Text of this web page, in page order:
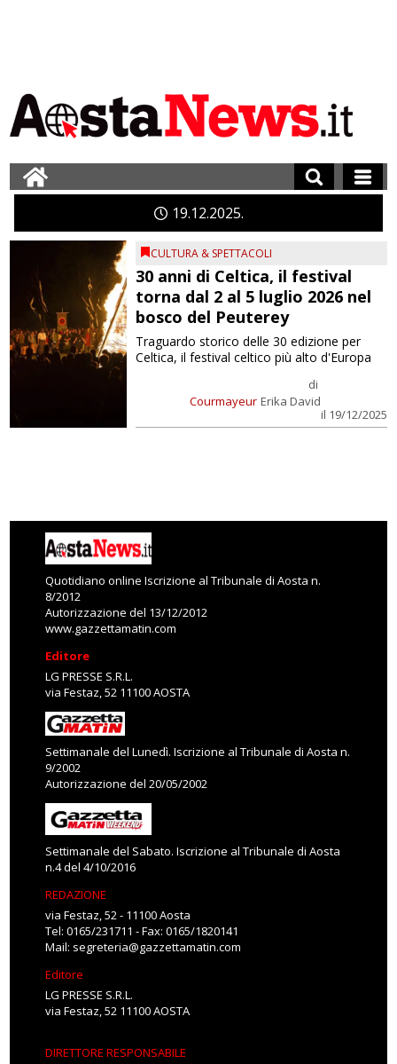
19 12 2025
CULTURA & SPETTACOLI
30 anni di Celtica, il festival
torna dal 2 al 5 luglio 2026 nel
bosco del Peuterey
Courmayeur
di
Erika David
il 19/12/2025
Traguardo storico delle 30 edizione per
Celtica, il festival celtico più alto d'Europa
Quotidiano online Iscrizione al Tribunale di Aosta n.
8/2012
Autorizzazione del 13/12/2012
www.gazzettamatin.com
Editore
LG PRESSE S.R.L.
via Festaz, 52 11100 AOSTA
Settimanale del Lunedì. Iscrizione al Tribunale di Aosta n.
9/2002
Autorizzazione del 20/05/2002
Settimanale del Sabato. Iscrizione al Tribunale di Aosta
n.4 del 4/10/2016
REDAZIONE
via Festaz, 52 - 11100 Aosta
Tel: 0165/231711 - Fax: 0165/1820141
Mail: segreteria@gazzettamatin.com
Editore
LG PRESSE S.R.L.
via Festaz, 52 11100 AOSTA
DIRETTORE RESPONSABILE